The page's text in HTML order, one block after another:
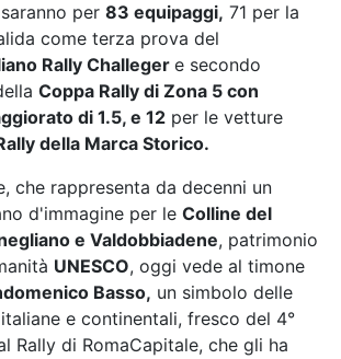
per 83 equipaggi, 71 per la
come terza prova del
Rally Challeger e secondo
Coppa Rally di Zona 5 con
di 1.5, e 12 per le vetture
della Marca Storico.
che rappresenta da decenni un
d'immagine per le Colline del
e Valdobbiadene, patrimonio
UNESCO, oggi vede al timone
Basso, un simbolo delle
e continentali, fresco del 4°
Rally di RomaCapitale, che gli ha